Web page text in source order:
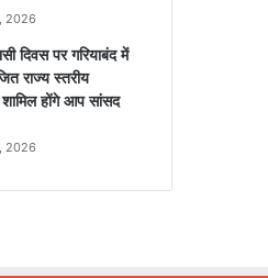
2026
दिवस पर गरियाबंद में
राज्य स्तरीय
होंगे आप सांसद
2026